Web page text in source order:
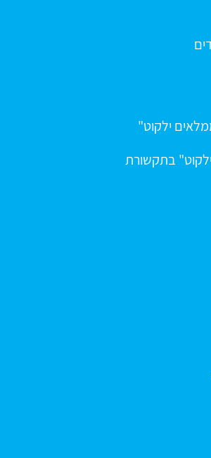
ילקוט"
בתקשורת